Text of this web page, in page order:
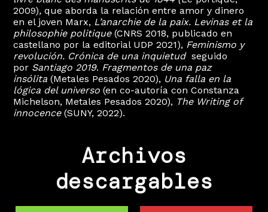
2009),que aborda la relación entre amor y dinero
en el joven Marx, L’anarchie de la paix. Levinas et la
philosophie politique(CNRS 2018, publicado en
castellano por la editorial UDP 2021), Feminismo y
revolución. Crónica de una inquietudseguido
por Santiago 2019. Fragmentos de una paz
insólita (Metales Pesados 2020), Una falla en la
lógica del universo(en co-autoría con Constanza
Michelson, Metales Pesados 2020), The Writing of
innocence(SUNY, 2022).
Archivos
descargables